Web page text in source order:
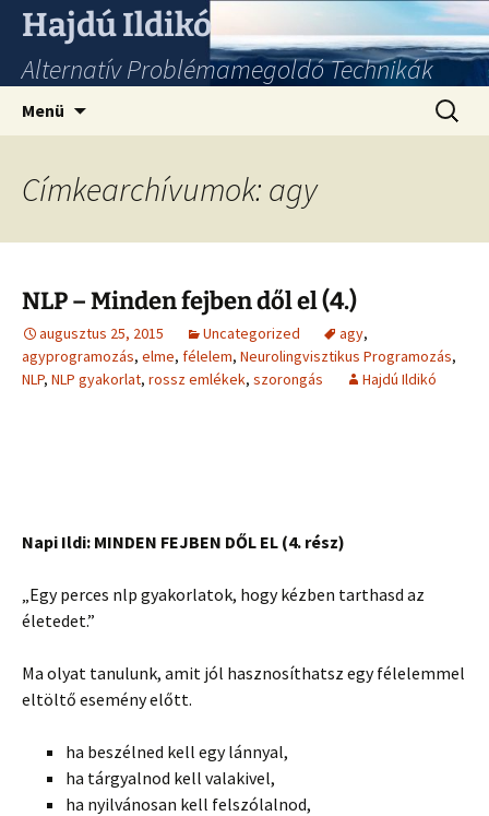
Hajdú Ildikó
Alternatív Problémamegoldó Technikák
Menü
Címkearchívumok: agy
NLP – Minden fejben dől el (4.)
augusztus 25, 2015 Uncategorized agy,
agyprogramozás, elme, félelem, Neurolingvisztikus Programozás,
NLP, NLP gyakorlat, rossz emlékek, szorongás Hajdú Ildikó
Napi Ildi: MINDEN FEJBEN DŐL EL (4. rész)
„Egy perces nlp gyakorlatok, hogy kézben tarthasd az
életedet.”
Ma olyat tanulunk, amit jól hasznosíthatsz egy félelemmel
eltöltő esemény előtt.
ha beszélned kell egy lánnyal,
ha tárgyalnod kell valakivel,
ha nyilvánosan kell felszólalnod,